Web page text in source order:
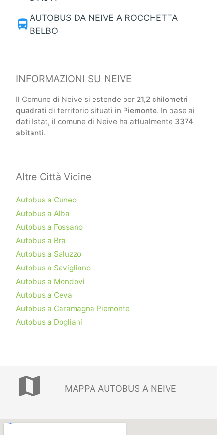
directions_bus AUTOBUS DA NEIVE A ROCCHETTA
BELBO
INFORMAZIONI SU NEIVE
Il Comune di Neive si estende per 21,2 chilometri
quadrati di territorio situati in Piemonte. In base ai
dati Istat, il comune di Neive ha attualmente 3374
abitanti.
Altre Città Vicine
Autobus a Cuneo
Autobus a Alba
Autobus a Fossano
Autobus a Bra
Autobus a Saluzzo
Autobus a Savigliano
Autobus a Mondovì
Autobus a Ceva
Autobus a Caramagna Piemonte
Autobus a Dogliani
map MAPPA AUTOBUS A NEIVE